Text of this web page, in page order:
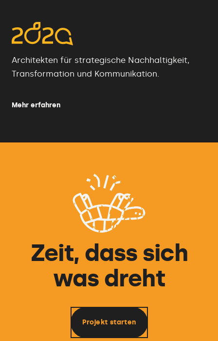
Architekten für strategische Nachhaltigkeit,
Transformation und Kommunikation.
Mehr erfahren
Zeit, dass sich
was dreht
Projekt starten